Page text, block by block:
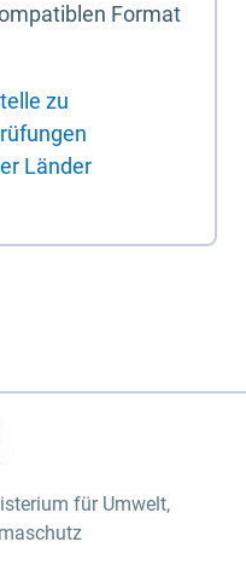
Format
zu
Länder
für Umwelt,